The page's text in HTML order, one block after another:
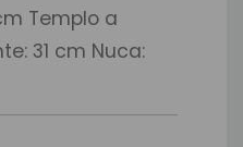
Templo a
31 cm Nuca: